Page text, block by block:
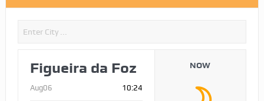
Figueira da Foz
Aug06 10:24
NOW